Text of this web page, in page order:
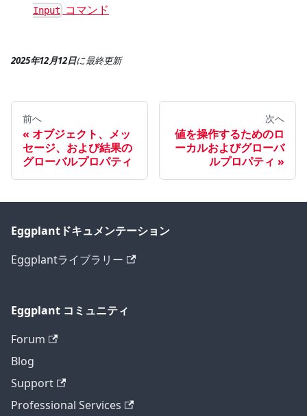
Input
コマンド
2025年12月12日に最終更新
前へ
オブジェクト、メッ
セージ、および結果の
グローバルプロパティ
次へ
値を操作するためのロ
ーカルおよびグローバ
ルプロパティ
Eggplantドキュメンテーション
Eggplantライブラリー
Eggplant コミュニティ
Forum
Blog
Support
Professional Services